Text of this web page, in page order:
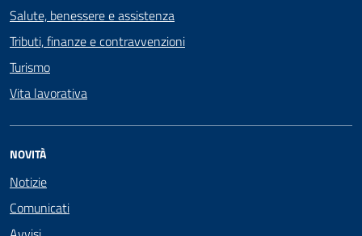
Salute, benessere e assistenza
Tributi, finanze e contravvenzioni
Turismo
Vita lavorativa
NOVITÀ
Notizie
Comunicati